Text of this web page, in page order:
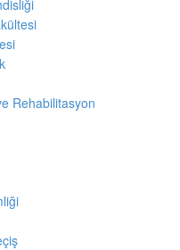
Rehabilitasyon